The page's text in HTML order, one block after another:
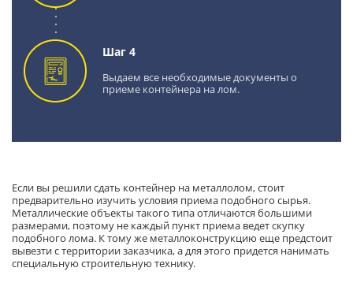
Шаг 4
Выдаем все необходимые документы о
приеме контейнера на лом.
Если вы решили сдать контейнер на металлолом, стоит
предварительно изучить условия приема подобного сырья.
Металлические объекты такого типа отличаются большими
размерами, поэтому не каждый пункт приема ведет скупку
подобного лома. К тому же металлоконструкцию еще предстоит
вывезти с территории заказчика, а для этого придется нанимать
специальную строительную технику.